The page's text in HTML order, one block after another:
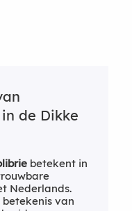
de Dikke
betekent in
Nederlands.
van